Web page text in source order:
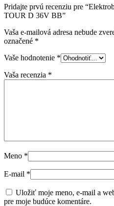
Pridajte prvú recenziu pre
TOUR D 36V BB”
Vaša e-mailová adresa nebude
označené *
Vaše hodnotenie *
Vaša recenzia *
Meno *
E-mail *
Uložiť moje meno, e-mail a
pre moje budúce komentáre.